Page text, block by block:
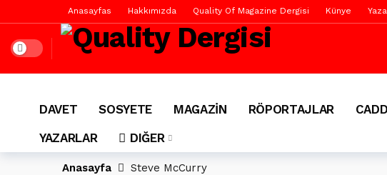
Anasayfas Hakkımızda Quality Of Magazine Dergisi Künye
Dark mode
DAVET SOSYETE MAGAZİN RÖPORTAJLAR
YAZARLAR
DIĞER
Anasayfa Steve McCurry